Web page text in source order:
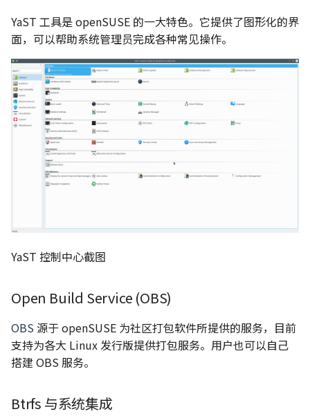
YaST 工具是 openSUSE 的一大特色。它提供了图形化的界
面，可以帮助系统管理员完成各种常见操作。
YaST 控制中心截图
Open Build Service (OBS)
OBS 源于 openSUSE 为社区打包软件所提供的服务，目前
支持为各大 Linux 发行版提供打包服务。用户也可以自己
搭建 OBS 服务。
Btrfs 与系统集成